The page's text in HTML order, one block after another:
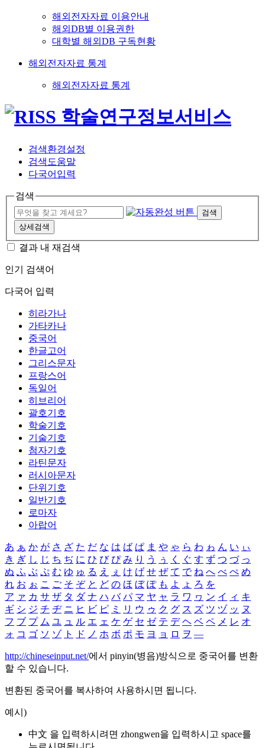
해외전자자료 이용안내
해외DB별 이용권한
대학별 해외DB 구독현황
해외전자자료 통계
해외전자자료 통계
검색환경설정
검색도움말
다국어입력
검색
검색
상세검색
결과 내 재검색
인기 검색어
다국어 입력
히라가나
가타카나
중국어
한글고어
그리스문자
프랑스어
독일어
히브리어
괄호기호
학술기호
기술기호
첨자기호
라틴문자
러시아문자
단위기호
일반기호
로마자
아랍어
あ ぁ か が さ ざ た だ な は ば ぱ ま や ゃ ら わ ゎ ん い ぃ
き ぎ し じ ち ぢ に ひ び ぴ み り う ぅ く ぐ す ず つ づ っ
ぬ ふ ぶ ぷ む ゆ ゅ る え ぇ け げ せ ぜ て で ね へ べ ぺ め
れ お ぉ こ ご そ ぞ と ど の ほ ぼ ぽ も よ ょ ろ を
ア ァ カ サ ザ タ ダ ナ ハ バ パ マ ヤ ャ ラ ワ ヮ ン イ ィ キ
ギ シ ジ チ ヂ ニ ヒ ビ ピ ミ リ ウ ゥ ク グ ス ズ ツ ヅ ッ ヌ
フ ブ プ ム ユ ュ ル エ ェ ケ ゲ セ ゼ テ デ ヘ ベ ペ メ レ オ
ォ コ ゴ ソ ゾ ト ド ノ ホ ボ ポ モ ヨ ョ ロ ヲ ―
http://chineseinput.net/에서 pinyin(병음)방식으로 중국어를 변환
할 수 있습니다.
변환된 중국어를 복사하여 사용하시면 됩니다.
예시)
中文 을 입력하시려면 zhongwen을 입력하시고 space를